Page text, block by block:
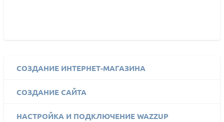
СОЗДАНИЕ ИНТЕРНЕТ-МАГАЗИНА
СОЗДАНИЕ САЙТА
НАСТРОЙКА И ПОДКЛЮЧЕНИЕ WAZZUP